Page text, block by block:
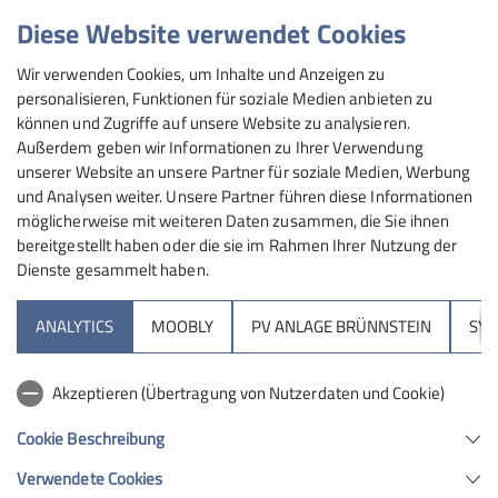
Natur zu genießen.
Maximale Teilnehmeranzahl
5
Sektion
Hochrieshütte
Sektion Rosenheim des Deutschen Alpenvereins e.V.
Diese Website verwendet Cookies
Wir verwenden Cookies, um Inhalte und Anzeigen zu
personalisieren, Funktionen für soziale Medien anbieten zu
können und Zugriffe auf unsere Website zu analysieren.
Außerdem geben wir Informationen zu Ihrer Verwendung
unserer Website an unsere Partner für soziale Medien, Werbung
und Analysen weiter. Unsere Partner führen diese Informationen
möglicherweise mit weiteren Daten zusammen, die Sie ihnen
bereitgestellt haben oder die sie im Rahmen Ihrer Nutzung der
Dienste gesammelt haben.
ANALYTICS MOOBLY PV ANLAGE BRÜNNSTEIN
Akzeptieren (Übertragung von Nutzerdaten und Cookie)
Cookie Beschreibung
Verwendete Cookies